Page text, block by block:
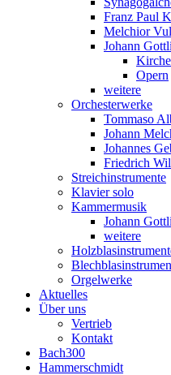
Franz Paul
Melchior
Johann
Opern
weitere
Orchesterwerke
Tommaso
Johann
Johannes
Friedrich
Streichinstrumente
Klavier solo
Kammermusik
Johann
weitere
Orgelwerke
Aktuelles
Über uns
Vertrieb
Kontakt
Bach300
Hammerschmidt